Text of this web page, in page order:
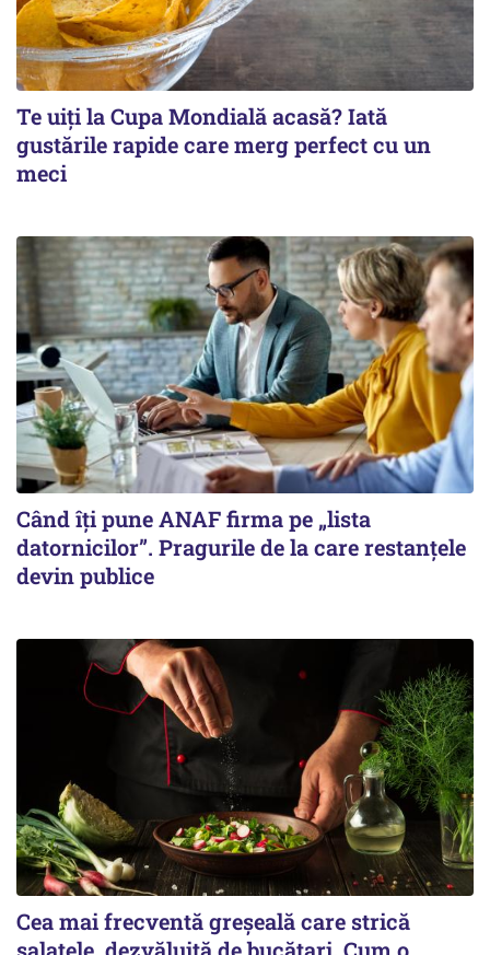
Te uiți la Cupa Mondială acasă? Iată
gustările rapide care merg perfect cu un
meci
Când îți pune ANAF firma pe „lista
datornicilor”. Pragurile de la care restanțele
devin publice
Cea mai frecventă greșeală care strică